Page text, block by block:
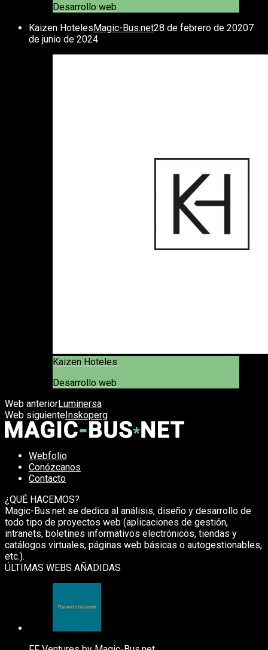
Desarrollo web
Kaizen HotelesMagic-Bus.net28 de febrero de 20207
de junio de 2024
Kaizen Hoteles
Desarrollo web
Web anteriorLuminersa
Web siguienteInskoperg
Webfolio
Conózcanos
Contacto
¿QUÉ HACEMOS?
Magic-Bus.net se dedica al análisis, diseño y desarrollo de
todo tipo de proyectos web (aplicaciones de gestión,
intranets, boletines informativos electrónicos, tiendas y
catálogos virtuales, páginas web básicas o autogestionables,
etc.).
ÚLTIMAS WEBS AÑADIDAS